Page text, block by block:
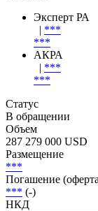
Эксперт РА
| ***
***
АКРА
| ***
***
Статус
В обращении
Объем
287 279 000 USD
Размещение
***
Погашение
*** (-)
НКД